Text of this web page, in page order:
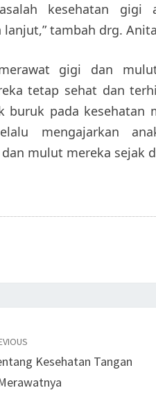
kesehatan gigi
lanjut,” tambah drg.
gigi dan
tetap sehat dan
buruk pada kesehatan
mengajarkan
mulut mereka sejak
Kesehatan Tangan